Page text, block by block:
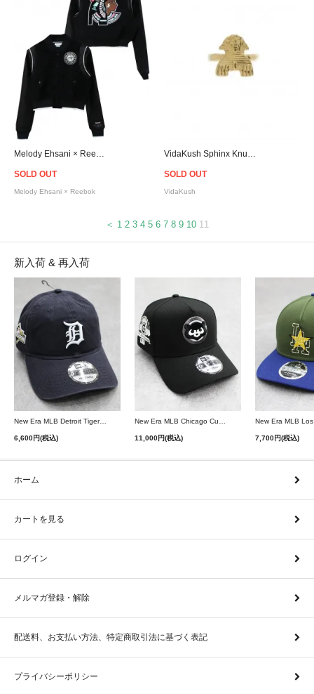
SOLD OUT
Melody Ehsani × Reebok
SOLD OUT
VidaKush
＜ 1 2 3 4 5 6 7 8 9 10 11
新入荷 & 再入荷
New Era MLB Detroit Tigers Postseason 9Twenty Strapback Cap - Navy
6,600円(税込) 11,000円(税込) 7,700円(税込)
ホーム
カートを見る
ログイン
メルマガ登録・解除
配送料、お支払い方法、特定商取引法に基づく表記
プライバシーポリシー